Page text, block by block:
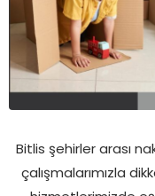
Bitlis şehirler arası
çalışmalarımızla